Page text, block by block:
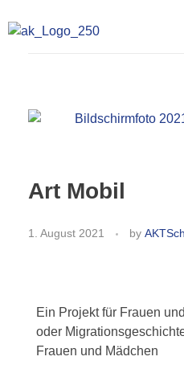
Art Mobil
1. August 2021 by
Ein Projekt für Frauen
oder
Frauen und Mädchen